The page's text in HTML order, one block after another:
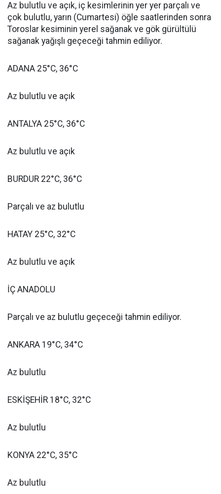
Az bulutlu ve açık, iç kesimlerinin yer yer parçalı ve
çok bulutlu, yarın (Cumartesi) öğle saatlerinden sonra
Toroslar kesiminin yerel sağanak ve gök gürültülü
sağanak yağışlı geçeceği tahmin ediliyor.
ADANA 25°C, 36°C
Az bulutlu ve açık
ANTALYA 25°C, 36°C
Az bulutlu ve açık
BURDUR 22°C, 36°C
Parçalı ve az bulutlu
HATAY 25°C, 32°C
Az bulutlu ve açık
İÇ ANADOLU
Parçalı ve az bulutlu geçeceği tahmin ediliyor.
ANKARA 19°C, 34°C
Az bulutlu
ESKİŞEHİR 18°C, 32°C
Az bulutlu
KONYA 22°C, 35°C
Az bulutlu